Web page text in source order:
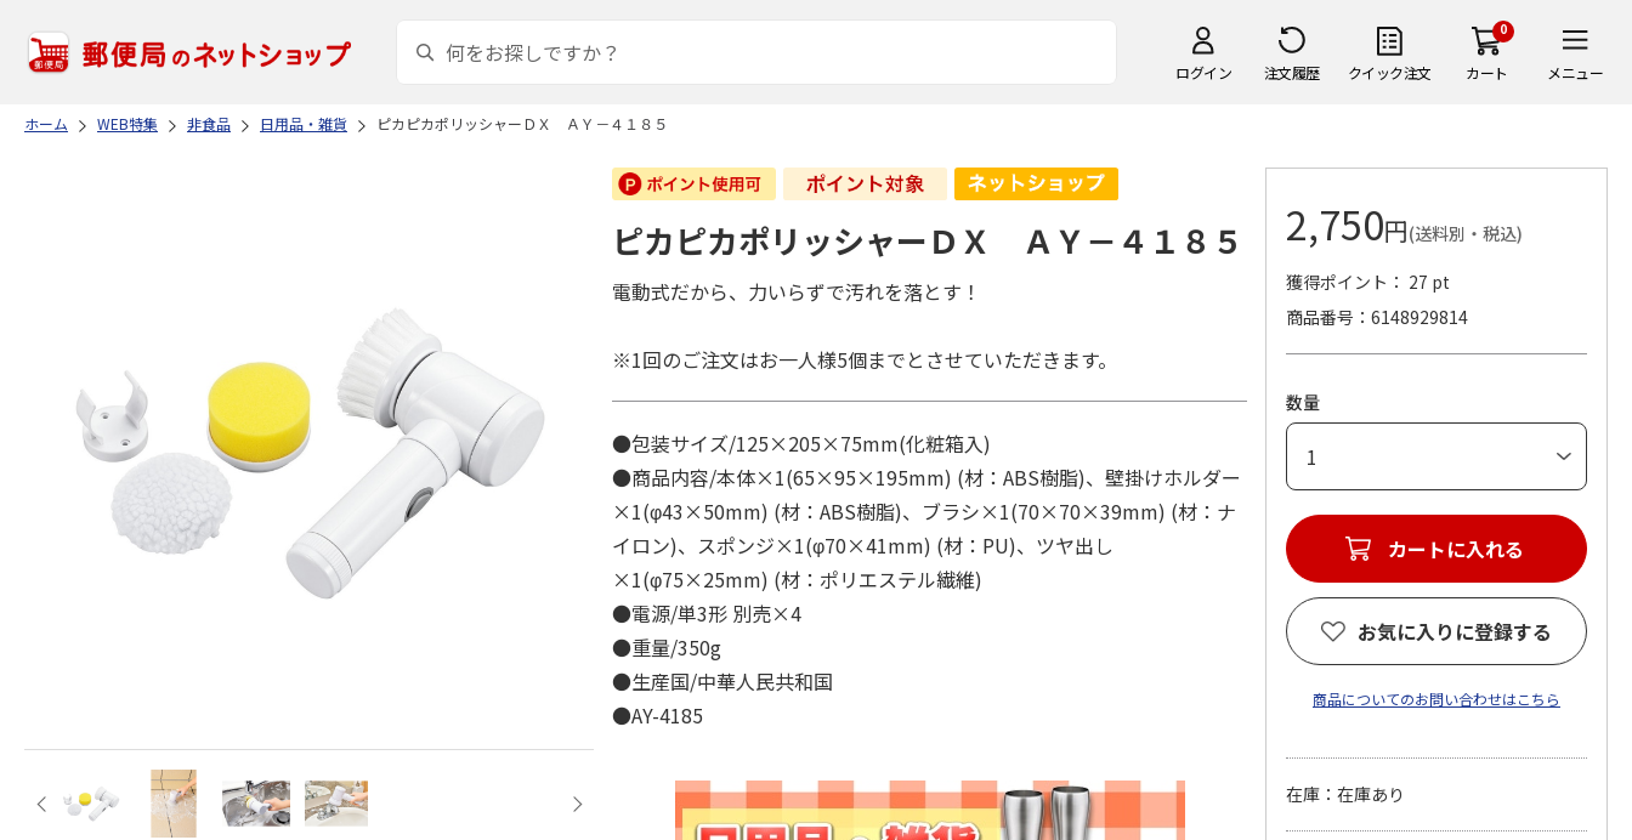
ログイン 注文履歴 クイック注文
0
カート メニュー
ホーム WEB特集 非食品 日用品・雑貨 ピカピカポリッシャーＤＸ ＡＹ－４１８５
ピカピカポリッシャーＤＸ ＡＹ－４１８５
電動式だから、力いらずで汚れを落とす！
※1回のご注文はお一人様5個までとさせていただきます。
●包装サイズ/125×205×75mm(化粧箱入)
●商品内容/本体×1(65×95×195mm) (材：ABS樹脂)、壁掛けホルダー
×1(φ43×50mm) (材：ABS樹脂)、ブラシ×1(70×70×39mm) (材：ナ
イロン)、スポンジ×1(φ70×41mm) (材：PU)、ツヤ出し
×1(φ75×25mm) (材：ポリエステル繊維)
●電源/単3形 別売×4
●重量/350g
●生産国/中華人民共和国
●AY-4185
2,750円(送料別・税込)
獲得ポイント： 27 pt
商品番号
6148929814
数量
カートに入れる
お気に入りに登録する
商品についてのお問い合わせはこちら
在庫：在庫あり